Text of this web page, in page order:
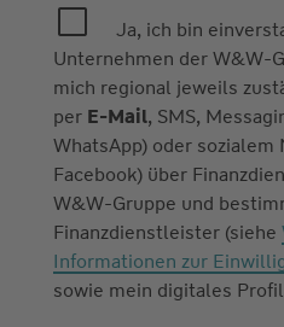
Ja, ich bin
Unternehmen der W&W-
mich regional jeweils
per E-Mail, SMS,
WhatsApp) oder sozialem
Facebook) über
W&W-Gruppe und
Finanzdienstleister (siehe
Informationen zur
sowie mein digitales